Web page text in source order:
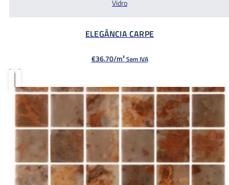
Vidro
ELEGÂNCIA CARPE
€36.70 Sem IVA